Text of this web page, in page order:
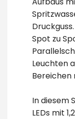
Spot zu
Leuchten
Bereichen
In diesem
LEDs mit